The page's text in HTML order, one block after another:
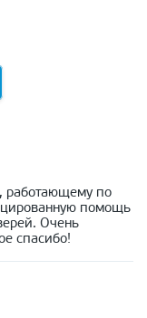
работающему по
помощь
Очень
спасибо!